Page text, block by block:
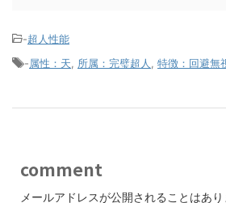
-超人性能
-属性：天 所属：完璧超人 特徴：回避無
comment
メールアドレスが公開されることはあり